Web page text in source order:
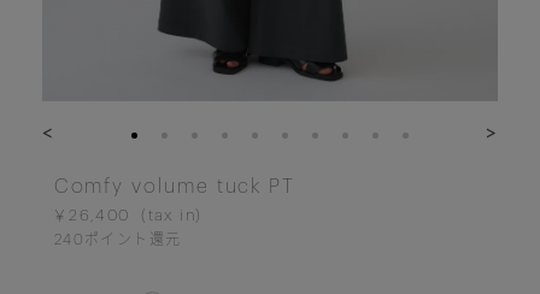
< >
Comfy volume tuck PT
￥26,400
240 ポイント還元